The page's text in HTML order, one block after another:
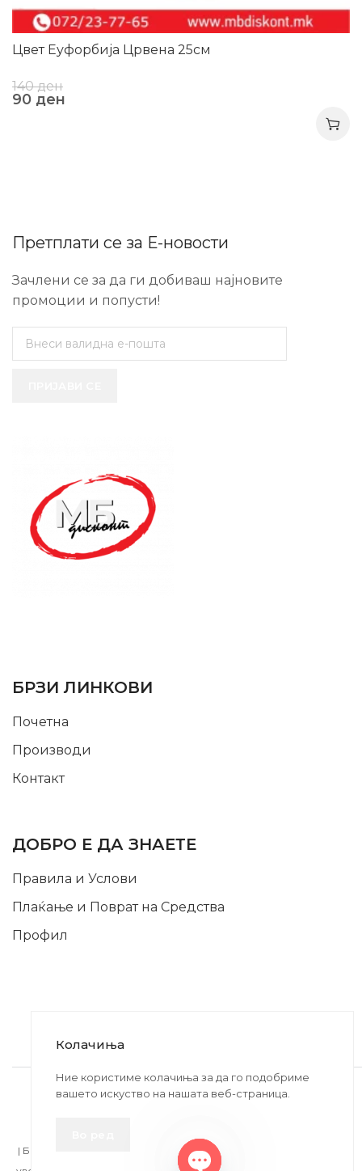
Цвет Еуфорбија Црвена 25см
140ден
90 ден
Претплати се за Е-новости
Зачлени се за да ги добиваш најновите
промоции и попусти!
БРЗИ ЛИНКОВИ
Почетна
Производи
Контакт
ДОБРО Е ДА ЗНАЕТЕ
Правила и Услови
Плаќање и Поврат на Средства
Профил
2020-2024 © MB DISKONT. Изработено од
БРАМИТ ДООЕЛ
| БРАЌА МИНКОВИ 57, 2400 СТРУМИЦА | ДПТУ
Колачиња
Ние користиме колачиња за да го подобриме
вашето искуство на нашата веб-страница.